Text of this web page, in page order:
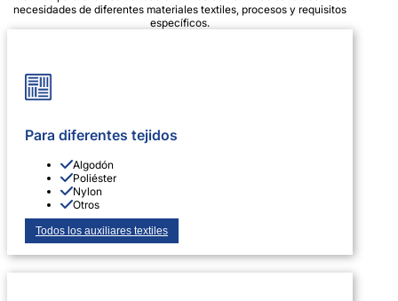
necesidades de diferentes materiales textiles, procesos y requisitos
específicos.
Para diferentes tejidos
Algodón
Poliéster
Nylon
Otros
Todos los auxiliares textiles